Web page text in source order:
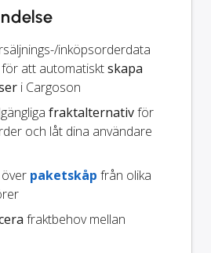
inköpsorderdata
att automatisktskapa
i Cargoson
fraktalternativför
och låt dina användare
paketskåp från olika
fraktbehov mellan